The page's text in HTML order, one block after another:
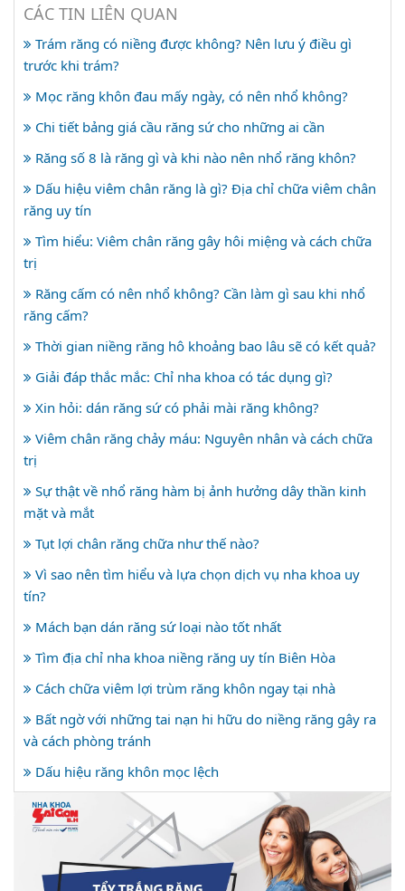
CÁC TIN LIÊN QUAN
Trám răng có niềng được không? Nên lưu ý điều gì
trước khi trám?
Mọc răng khôn đau mấy ngày, có nên nhổ không?
Chi tiết bảng giá cầu răng sứ cho những ai cần
Răng số 8 là răng gì và khi nào nên nhổ răng khôn?
Dấu hiệu viêm chân răng là gì? Địa chỉ chữa viêm chân
răng uy tín
Tìm hiểu: Viêm chân răng gây hôi miệng và cách chữa
trị
Răng cấm có nên nhổ không? Cần làm gì sau khi nhổ
răng cấm?
Thời gian niềng răng hô khoảng bao lâu sẽ có kết quả?
Giải đáp thắc mắc: Chỉ nha khoa có tác dụng gì?
Xin hỏi: dán răng sứ có phải mài răng không?
Viêm chân răng chảy máu: Nguyên nhân và cách chữa
trị
Sự thật về nhổ răng hàm bị ảnh hưởng dây thần kinh
mặt và mắt
Tụt lợi chân răng chữa như thế nào?
Vì sao nên tìm hiểu và lựa chọn dịch vụ nha khoa uy
tín?
Mách bạn dán răng sứ loại nào tốt nhất
Tìm địa chỉ nha khoa niềng răng uy tín Biên Hòa
Cách chữa viêm lợi trùm răng khôn ngay tại nhà
Bất ngờ với những tai nạn hi hữu do niềng răng gây ra
và cách phòng tránh
Dấu hiệu răng khôn mọc lệch